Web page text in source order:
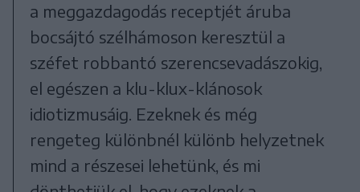
a meggazdagodás receptjét áruba
bocsájtó szélhámoson keresztül a
széfet robbantó szerencsevadászokig,
el egészen a klu-klux-klánosok
idiotizmusáig. Ezeknek és még
rengeteg különbnél különb helyzetnek
mind a részesei lehetünk, és mi